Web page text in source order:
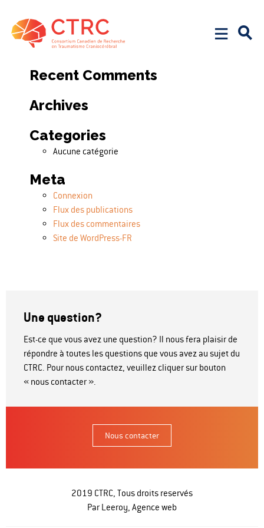
Search
Rechercher :
Recent Comments
Archives
Categories
Aucune catégorie
Meta
Connexion
Flux des publications
Flux des commentaires
Site de WordPress-FR
Une question?
Est-ce que vous avez une question? Il nous fera plaisir de
répondre à toutes les questions que vous avez au sujet du
CTRC. Pour nous contactez, veuillez cliquer sur bouton
« nous contacter ».
Nous contacter
2019 CTRC, Tous droits reservés
Par Leeroy, Agence web